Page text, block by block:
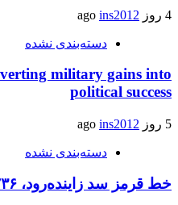
4 روز ago ins2012
دسته‌بندی نشده
military gains into
political success
5 روز ago ins2012
دسته‌بندی نشده
خط قرمز سد زاینده‌رود، ۲۳۶ میلیون مترمکعب است